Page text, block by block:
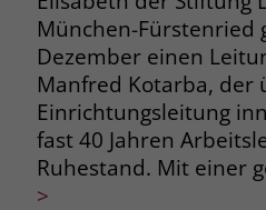
München-Fürstenried
Dezember einen
Manfred Kotarba, der
Einrichtungsleitung
fast 40 Jahren
Ruhestand. Mit einer
>